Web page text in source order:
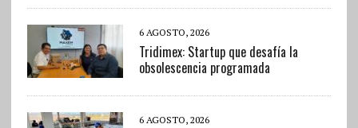
6 AGOSTO, 2026
Tridimex: Startup que desafía la
obsolescencia programada
6 AGOSTO, 2026